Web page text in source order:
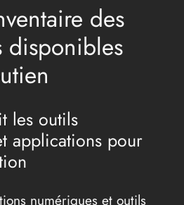
des
disponibles
les outils
applications pour
numériques et outils